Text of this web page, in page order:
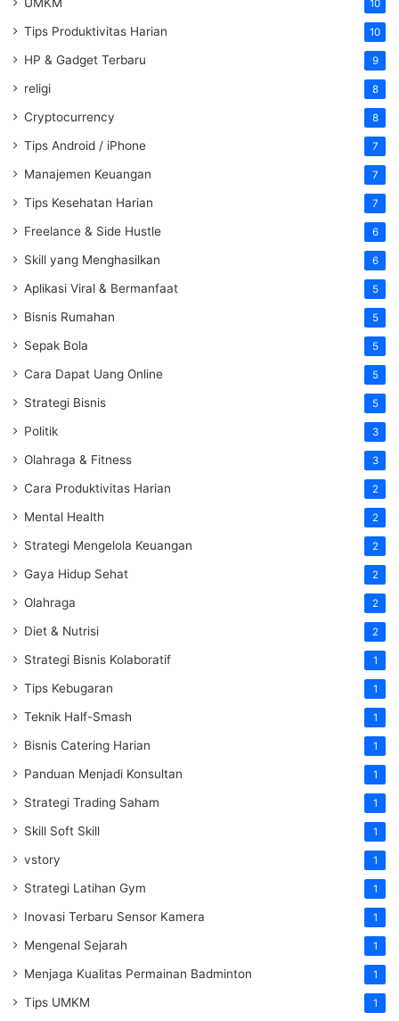
10
Tips Produktivitas Harian 10
HP & Gadget Terbaru 9
religi 8
Cryptocurrency 8
Tips Android / iPhone 7
Manajemen Keuangan 7
Tips Kesehatan Harian 7
Freelance & Side Hustle 6
Skill yang Menghasilkan 6
Aplikasi Viral & Bermanfaat 5
Bisnis Rumahan 5
Sepak Bola 5
Cara Dapat Uang Online 5
Strategi Bisnis 5
Politik 3
Olahraga & Fitness 3
Cara Produktivitas Harian 2
Mental Health 2
Strategi Mengelola Keuangan 2
Gaya Hidup Sehat 2
Olahraga 2
Diet & Nutrisi 2
Strategi Bisnis Kolaboratif 1
Tips Kebugaran 1
Teknik Half-Smash 1
Bisnis Catering Harian 1
Panduan Menjadi Konsultan 1
Strategi Trading Saham 1
Skill Soft Skill 1
vstory 1
Strategi Latihan Gym 1
Inovasi Terbaru Sensor Kamera 1
Mengenal Sejarah 1
Menjaga Kualitas Permainan Badminton 1
Tips UMKM 1